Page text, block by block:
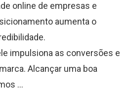
online de empresas e
aumenta o
impulsiona as conversões e
Alcançar uma boa
...